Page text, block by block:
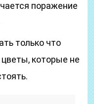
поражение
только что
которые не